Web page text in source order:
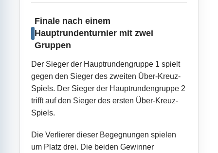
Finale nach einem
Hauptrundenturnier mit zwei
Gruppen
Der Sieger der Hauptrundengruppe 1 spielt
gegen den Sieger des zweiten Über-Kreuz-
Spiels. Der Sieger der Hauptrundengruppe 2
trifft auf den Sieger des ersten Über-Kreuz-
Spiels.
Die Verlierer dieser Begegnungen spielen
um Platz drei. Die beiden Gewinner